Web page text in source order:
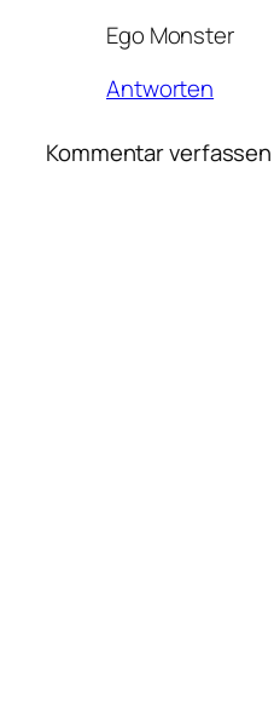
Ego Monster
Antworten
Kommentar verfassen